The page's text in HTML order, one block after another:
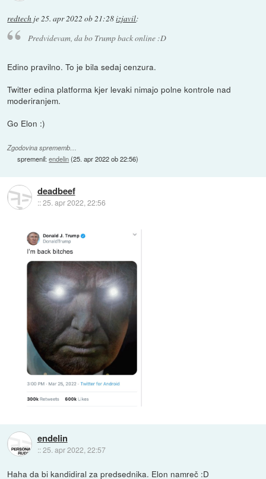
redtech je 25. apr 2022 ob 21:28izjavil:
Predvidevam, da bo Trump back online :D
Edino pravilno. To je bila sedaj cenzura.
Twitter edina platforma kjer levaki nimajo polne kontrole nad
moderiranjem.
Go Elon :)
Zgodovina sprememb…
spremenil:endelin(25. apr 2022 ob 22:56)
deadbeef
::25. apr 2022, 22:56
endelin
::25. apr 2022, 22:57
Haha da bi kandidiral za predsednika. Elon namreč :D